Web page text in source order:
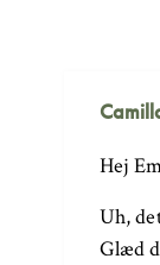
Hej
Uh,
Glæd